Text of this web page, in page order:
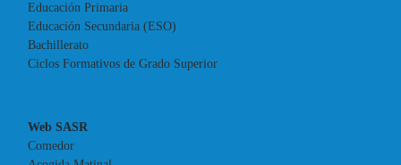
Educación Primaria
Educación Secundaria (ESO)
Bachillerato
Ciclos Formativos de Grado Superior
Web SASR
Comedor